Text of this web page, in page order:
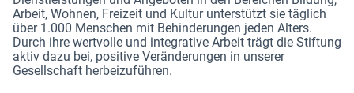
Arbeit, Wohnen, Freizeit und Kultur unterstützt sie täglich
über 1.000 Menschen mit Behinderungen jeden Alters.
Durch ihre wertvolle und integrative Arbeit trägt die Stiftung
aktiv dazu bei, positive Veränderungen in unserer
Gesellschaft herbeizuführen.